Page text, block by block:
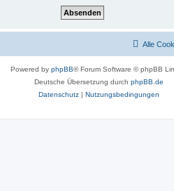
Alle
Powered by phpBB® Forum Software © phpBB
Deutsche Übersetzung durch phpBB.de
Datenschutz | Nutzungsbedingungen